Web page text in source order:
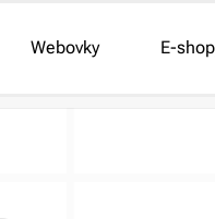
Webovky E-